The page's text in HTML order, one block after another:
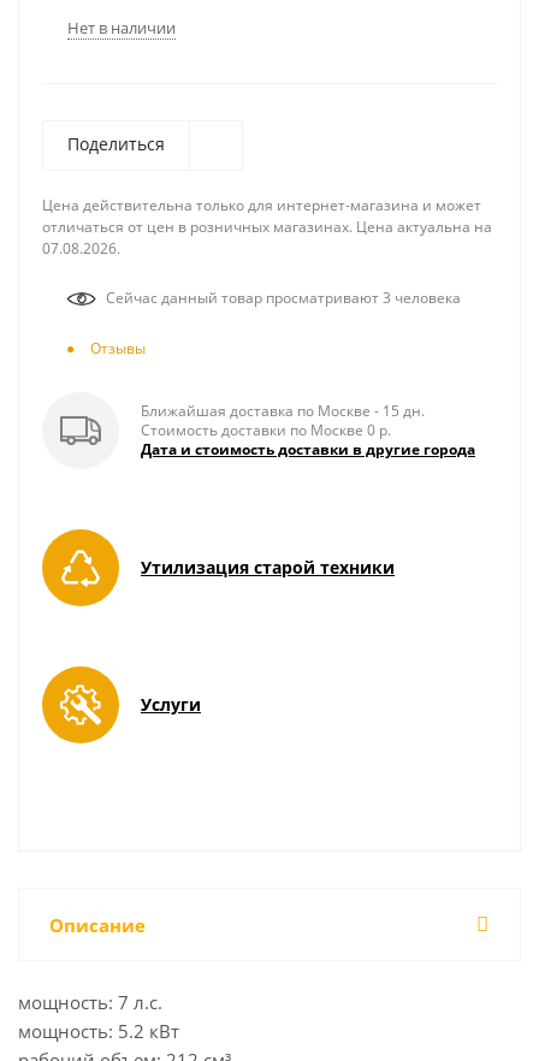
Нет в наличии
Поделиться
Цена действительна только для интернет-магазина и может
отличаться от цен в розничных магазинах. Цена актуальна на
07.08.2026.
Сейчас данный товар просматривают 3 человека
Отзывы
Ближайшая доставка по Москве - 15 дн.
Стоимость доставки по Москве 0 р.
Дата и стоимость доставки в другие города
Утилизация старой техники
Услуги
Описание
мощность: 7 л.с.
мощность: 5.2 кВт